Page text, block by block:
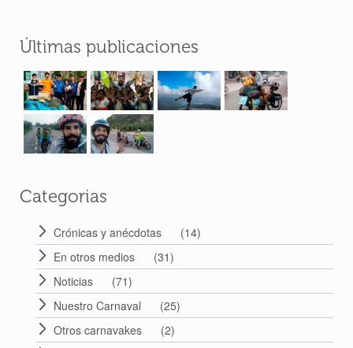
Últimas publicaciones
Categorias
Crónicas y anécdotas
(14)
En otros medios
(31)
Noticias
(71)
Nuestro Carnaval
(25)
Otros carnavakes
(2)